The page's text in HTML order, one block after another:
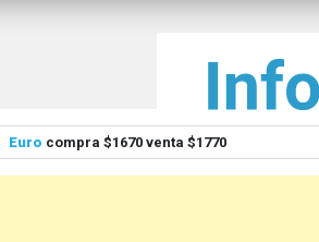
Euro compra $1670 venta $1770